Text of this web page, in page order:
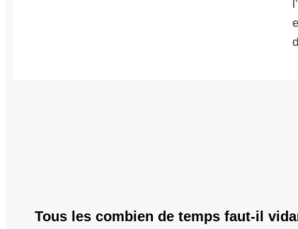
l’
Tous les combien de temps faut-il